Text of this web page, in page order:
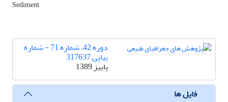
Sediment
دوره 42، شماره 71 - شماره
پیاپی 317637
پاییز 1389
فایل ها